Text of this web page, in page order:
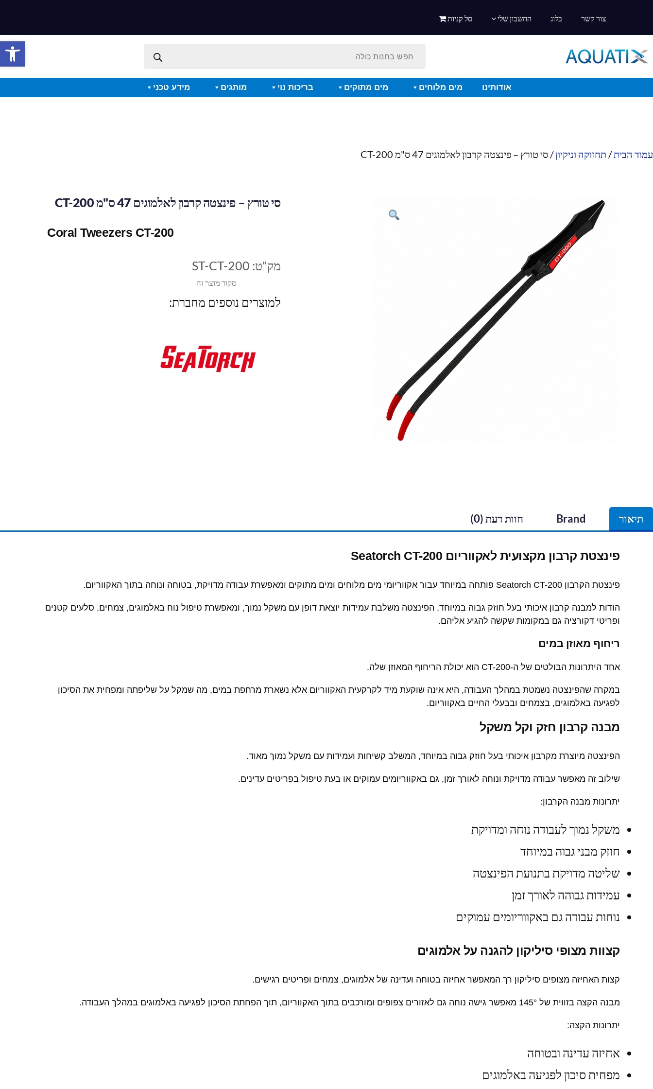
פתח
צור קשר בלוג החשבון שלי סל קניות
אודותינו מים מלוחים מים מתוקים בריכות נוי מותגים מידע טכני
עמוד הבית/ תחזוקה וניקיון/ סי טורץ – פינצטה קרבון לאלמוגים 47 ס"מ CT-200
סי טורץ – פינצטה קרבון לאלמוגים 47 ס"מ CT-200
Coral Tweezers CT-200
סקור מוצר זה
מק"ט: ST-CT-200
למוצרים נוספים מחברת:
תיאור Brand חוות דעת (0)
פינצטת קרבון מקצועית לאקווריום Seatorch CT-200
פינצטת הקרבון Seatorch CT-200 פותחה במיוחד עבור אקווריומי מים מלוחים ומים מתוקים ומאפשרת עבודה מדויקת, בטוחה ונוחה בתוך האקווריום.
הודות למבנה קרבון איכותי בעל חוזק גבוה במיוחד, הפינצטה משלבת עמידות יוצאת דופן עם משקל נמוך, ומאפשרת טיפול נוח באלמוגים, צמחים, סלעים קטנים
ופריטי דקורציה גם במקומות שקשה להגיע אליהם.
ריחוף מאוזן במים
אחד היתרונות הבולטים של ה-CT-200 הוא יכולת הריחוף המאוזן שלה.
במקרה שהפינצטה נשמטת במהלך העבודה, היא אינה שוקעת מיד לקרקעית האקווריום אלא נשארת מרחפת במים, מה שמקל על שליפתה ומפחית את הסיכון
לפגיעה באלמוגים, בצמחים ובבעלי החיים באקווריום.
מבנה קרבון חזק וקל משקל
הפינצטה מיוצרת מקרבון איכותי בעל חוזק גבוה במיוחד, המשלב קשיחות ועמידות עם משקל נמוך מאוד.
שילוב זה מאפשר עבודה מדויקת ונוחה לאורך זמן, גם באקווריומים עמוקים או בעת טיפול בפריטים עדינים.
יתרונות מבנה הקרבון:
משקל נמוך לעבודה נוחה ומדויקת
חוזק מבני גבוה במיוחד
שליטה מדויקת בתנועת הפינצטה
עמידות גבוהה לאורך זמן
נוחות עבודה גם באקווריומים עמוקים
קצוות מצופי סיליקון להגנה על אלמוגים
קצות האחיזה מצופים סיליקון רך המאפשר אחיזה בטוחה ועדינה של אלמוגים, צמחים ופריטים רגישים.
מבנה הקצה בזווית של 145° מאפשר גישה נוחה גם לאזורים צפופים ומורכבים בתוך האקווריום, תוך הפחתת הסיכון לפגיעה באלמוגים במהלך העבודה.
יתרונות הקצה:
אחיזה עדינה ובטוחה
מפחית סיכון לפגיעה באלמוגים